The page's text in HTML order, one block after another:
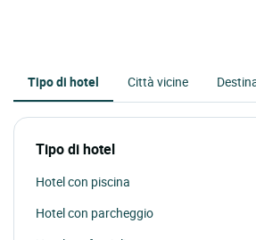
Tipo di hotel Città vicine
Tipo di hotel
Hotel con piscina
Hotel con parcheggio